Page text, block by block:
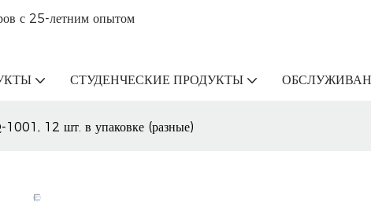
с 25-летним опытом
СТУДЕНЧЕСКИЕ ПРОДУКТЫ
12 шт. в упаковке (разные)